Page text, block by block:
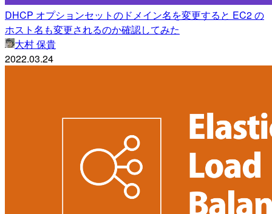
DHCP オプションセットのドメイン名を変更すると EC2 の
ホスト名も変更されるのか確認してみた
大村 保貴
2022.03.24